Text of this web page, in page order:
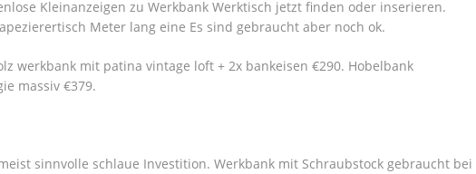
Kleinanzeigen zu Werkbank Werktisch jetzt finden oder inserieren.
Meter lang eine Es sind gebraucht aber noch ok.
werkbank mit patina vintage loft + 2x bankeisen €290. Hobelbank
massiv €379.
sinnvolle schlaue Investition. Werkbank mit Schraubstock gebraucht bei